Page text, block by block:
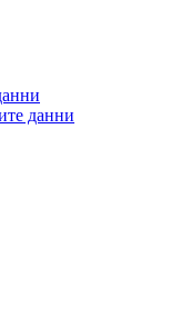
данни